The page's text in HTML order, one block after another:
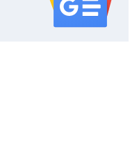
serwisu